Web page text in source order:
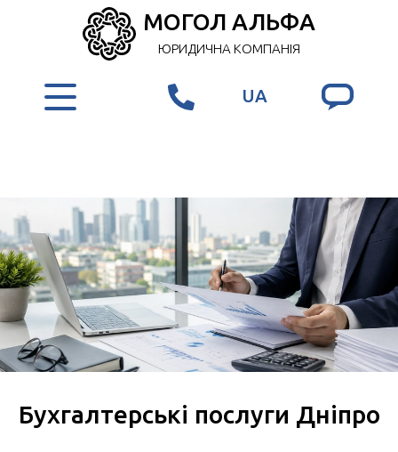
МОГОЛ АЛЬФА
ЮРИДИЧНА КОМПАНІЯ
UA
Бухгалтерські послуги Дніпро